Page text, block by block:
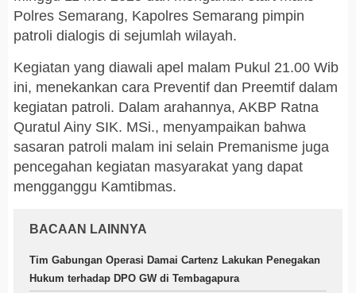
Polres Semarang, Kapolres Semarang pimpin
patroli dialogis di sejumlah wilayah.
Kegiatan yang diawali apel malam Pukul 21.00 Wib
ini, menekankan cara Preventif dan Preemtif dalam
kegiatan patroli. Dalam arahannya, AKBP Ratna
Quratul Ainy SIK. MSi., menyampaikan bahwa
sasaran patroli malam ini selain Premanisme juga
pencegahan kegiatan masyarakat yang dapat
mengganggu Kamtibmas.
BACAAN LAINNYA
Tim Gabungan Operasi Damai Cartenz Lakukan Penegakan
Hukum terhadap DPO GW di Tembagapura